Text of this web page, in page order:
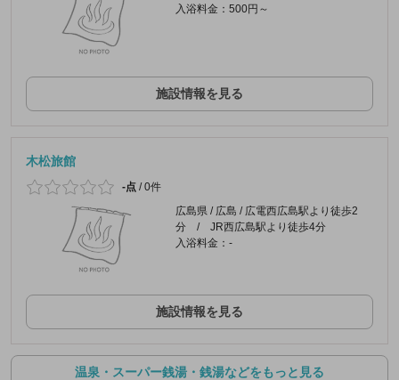
入浴料金：500円～
施設情報を見る
木松旅館
-点 /0件
広島県 / 広島 / 広電西広島駅より徒歩2
分 / JR西広島駅より徒歩4分
入浴料金：-
施設情報を見る
温泉・スーパー銭湯・銭湯などをもっと見る